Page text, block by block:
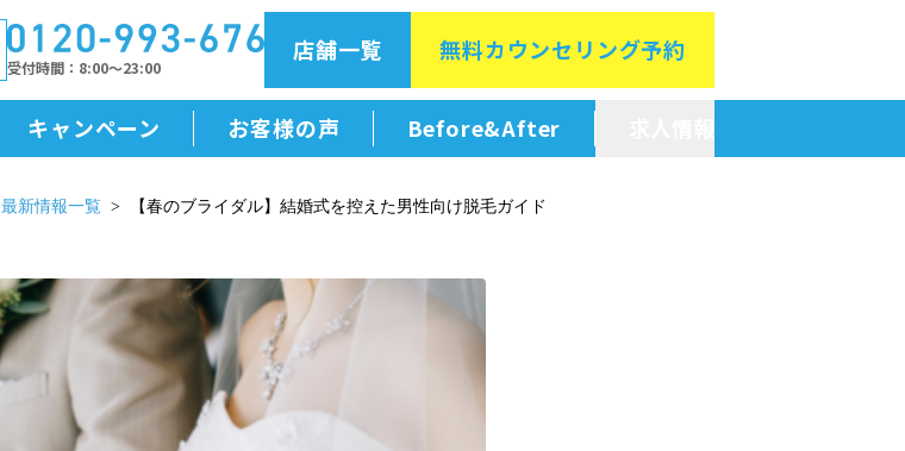
受付時間 8:00～23:00
店舗一覧 無料カウンセリング予約
キャンペーン お客様の声 Before&After
最新情報一覧 【春のブライダル】結婚式を控えた男性向け脱毛ガイド